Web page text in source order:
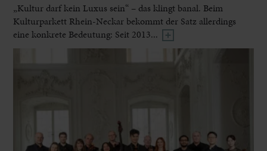
„Kultur darf kein Luxus sein“ – das klingt banal. Beim
Kulturparkett Rhein-Neckar bekommt der Satz allerdings
eine konkrete Bedeutung: Seit 2013...